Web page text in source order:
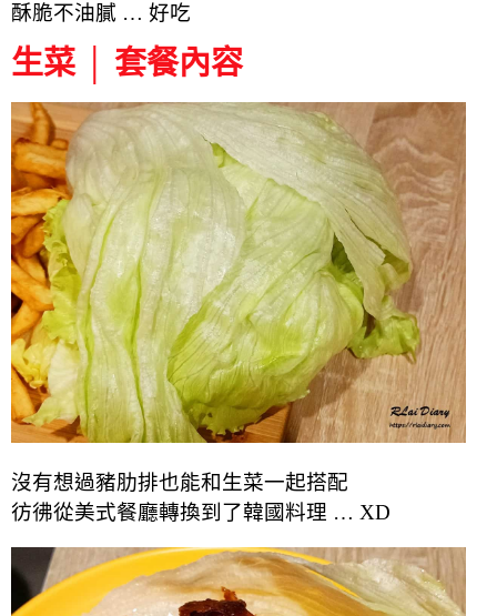
酥脆不油膩 … 好吃
生菜 │ 套餐內容
沒有想過豬肋排也能和生菜一起搭配
彷彿從美式餐廳轉換到了韓國料理 … XD